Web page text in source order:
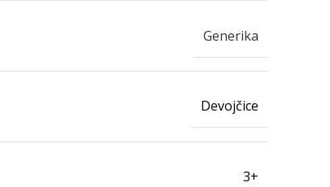
Generika
Devojčice
3+